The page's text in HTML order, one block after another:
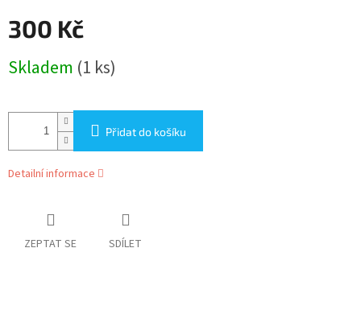
300 Kč
cena:
Skladem (1 ks)
Přidat do košíku
Detailní informace
ZEPTAT SE SDÍLET